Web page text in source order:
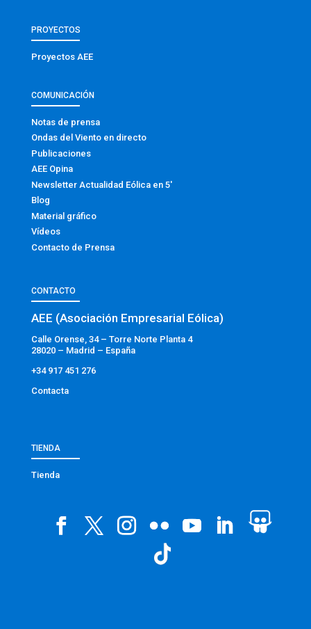
PROYECTOS
Proyectos AEE
COMUNICACIÓN
Notas de prensa
Ondas del Viento en directo
Publicaciones
AEE Opina
Newsletter Actualidad Eólica en 5′
Blog
Material gráfico
Vídeos
Contacto de Prensa
CONTACTO
AEE (Asociación Empresarial Eólica)
Calle Orense, 34 – Torre Norte Planta 4
28020 – Madrid – España
+34 917 451 276
Contacta
TIENDA
Tienda